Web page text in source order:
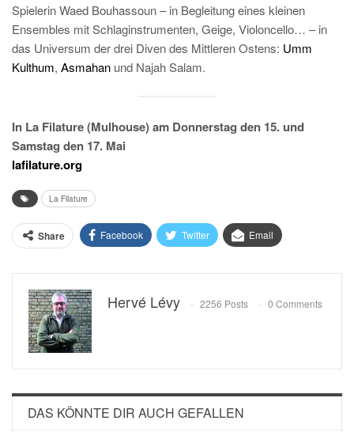
Spielerin Waed Bouhassoun – in Begleitung eines kleinen
Ensembles mit Schlaginstrumenten, Geige, Violoncello… – in
das Universum der drei Diven des Mittleren Ostens: Umm
Kulthum, Asmahan und Najah Salam.
In La Filature (Mulhouse) am Donnerstag den 15. und
Samstag den 17. Mai
lafilature.org
La Filature
Share Facebook Twitter Email
Hervé Lévy 2256 Posts 0 Comments
DAS KÖNNTE DIR AUCH GEFALLEN